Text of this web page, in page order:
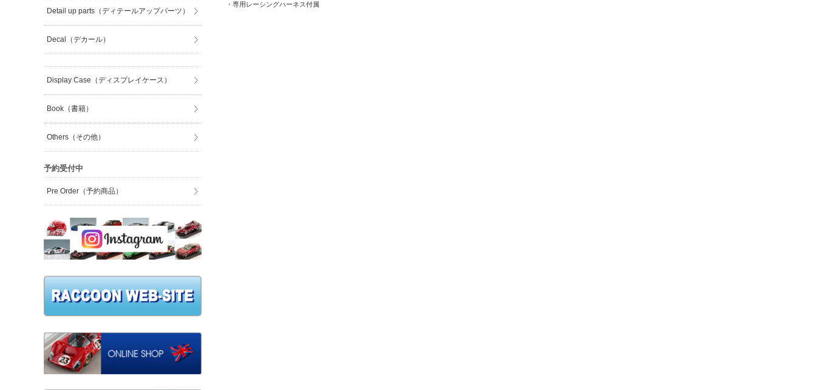
・専用レーシングハーネス付属
Detail up parts（ディテールアップパーツ）
Decal（デカール）
Display Case（ディスプレイケース）
Book（書籍）
Others（その他）
予約受付中
Pre Order（予約商品）